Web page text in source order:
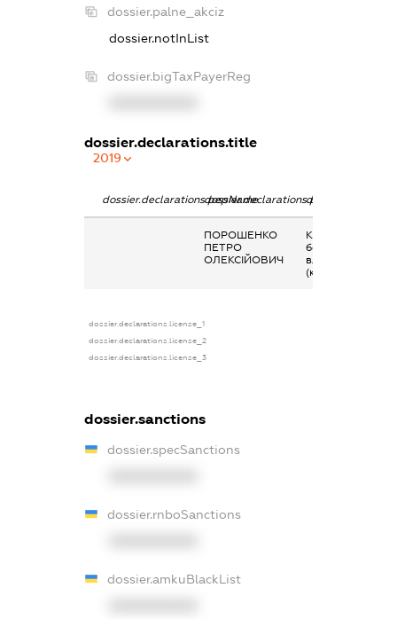
dossier.palne_akciz
dossier.notInList
dossier.bigTaxPayerReg
dossier.declarations.title
2019
dossier.declarations.pepNamedossier.declarations.personName
ПОРОШЕНКО
ПЕТРО
ОЛЕКСІЙОВИЧ
Кінцевий
бенефіціарний
власник
(контролер)
dossier.declarations.license_1
dossier.declarations.license_2
dossier.declarations.license_3
dossier.sanctions
dossier.specSanctions
dossier.rnboSanctions
dossier.amkuBlackList